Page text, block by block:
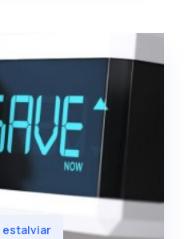
estalviar